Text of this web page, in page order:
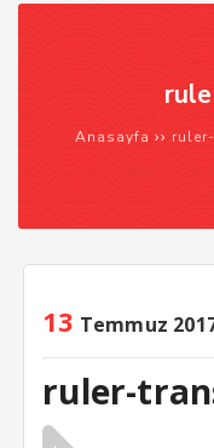
Anasayfa ››
13 Temmuz
ruler-